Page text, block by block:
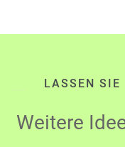
LASSEN SIE
Weitere